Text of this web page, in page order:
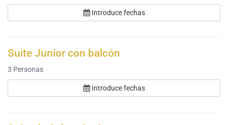
Introduce fechas
Suite Junior con balcón
3 Personas
Introduce fechas